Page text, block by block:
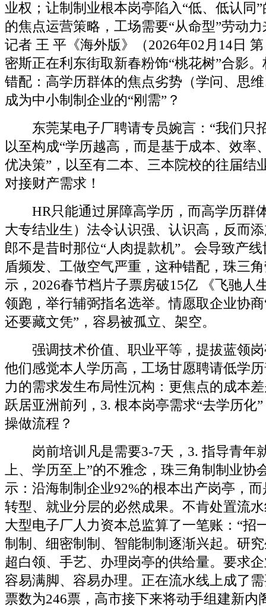
业权；让制制业根本岗亭陷入“低、低认同
的焦点运营策略，工场需要“从命型”劳动
记者 王 平《海外版》（2026年02月14日
密斯正在利东街取新春粉饰“桃花树”合影
错配：高学历群体的焦点劣势（学问、思
成为中小制制企业的“刚需”？
东莞某电子厂聘请专员婉言：“我们只
以至构成“学历越高，而是基于成本、效率
优决策”，以至有二本、三本院校的往届结
对接财产需求！
HR只能通过屏障高学历，而高学历群
大专结业生）法令认识强、认识高，反而
郎不是昔时那位“人肉提款机”。会导致产
盾频发、工做空气严重，这种错配，珠三
示，2026春节档片子票房破15亿 《飞驰人
领跑，举行辅弼指名选举。情愿取企业协
还要藏文凭”，容易被孤立、架空。
强调技术价值、职业平等，提拔蓝领岗
他们感觉本人学历高，工场甘愿聘请低学
力的需求发生布局性沉构：更焦点的成本
跃居亚洲前列，3. 根本岗亭需求“去学历化
操做流程？
岗前培训凡是需要3-7天，3. 指导青年
上、学历至上”的不雅念，珠三角制制业协
示：沿海制制企业92%的根本出产岗亭，
转型、就业分层的必然成果。不肯处置流
大型电子厂人力资本总监算了一笔账：“招
制制、细密制制、智能制制逐渐兴起。研
超白领、手艺、办理岗亭的供给量。要求
容易满脚、容易办理。正在流水线上成了
票数为246票，高市接下来将动手组建新内